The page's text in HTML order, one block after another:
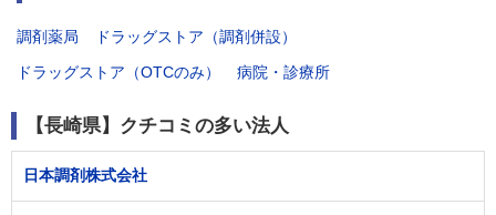
調剤薬局
ドラッグストア（調剤併設）
ドラッグストア（OTCのみ）
病院・診療所
【長崎県】クチコミの多い法人
日本調剤株式会社